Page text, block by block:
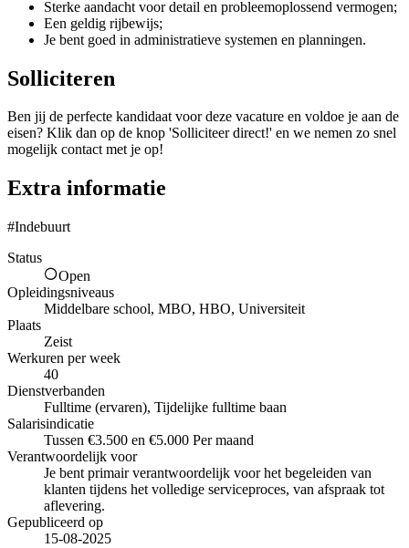
Sterke aandacht voor detail en probleemoplossend vermogen;
Een geldig rijbewijs;
Je bent goed in administratieve systemen en planningen.
Solliciteren
Ben jij de perfecte kandidaat voor deze vacature en voldoe je aan de
eisen? Klik dan op de knop 'Solliciteer direct!' en we nemen zo snel
mogelijk contact met je op!
Extra informatie
#Indebuurt
Status
Open
Opleidingsniveaus
Middelbare school, MBO, HBO, Universiteit
Plaats
Zeist
Werkuren per week
40
Dienstverbanden
Fulltime (ervaren), Tijdelijke fulltime baan
Salarisindicatie
Tussen €3.500 en €5.000 Per maand
Verantwoordelijk voor
Je bent primair verantwoordelijk voor het begeleiden van
klanten tijdens het volledige serviceproces, van afspraak tot
aflevering.
Gepubliceerd op
15-08-2025